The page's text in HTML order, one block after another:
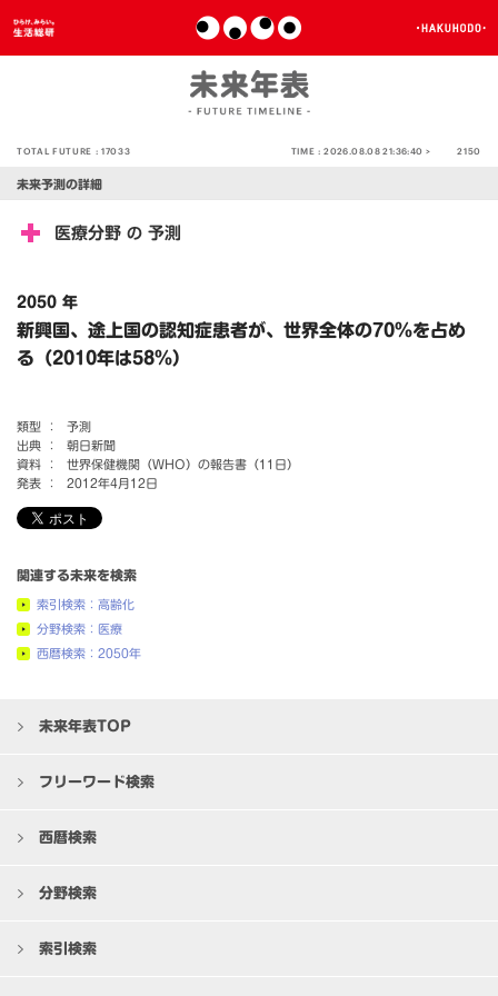
TOTAL FUTURE :17033 TIME :2026.08.08 21:36:40 > 2150
未来予測の詳細
医療分野 の 予測
2050 年
新興国、途上国の認知症患者が、世界全体の70％を占め
る（2010年は58％）
類型 ：
予測
出典 ：
朝日新聞
資料 ：
世界保健機関（WHO）の報告書（11日）
発表 ：
2012年4月12日
関連する未来を検索
索引検索：高齢化
分野検索：医療
西暦検索：2050年
未来年表TOP
フリーワード検索
西暦検索
分野検索
索引検索